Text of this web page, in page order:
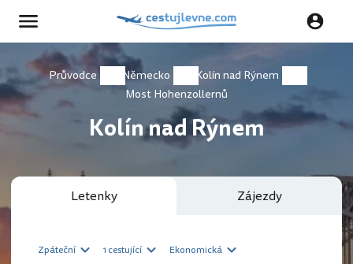
Průvodce Německo
Kolín nad Rýnem
Most Hohenzollernů
Kolín nad Rýnem
Letenky Zájezdy
Zpáteční 1 cestující Ekonomická